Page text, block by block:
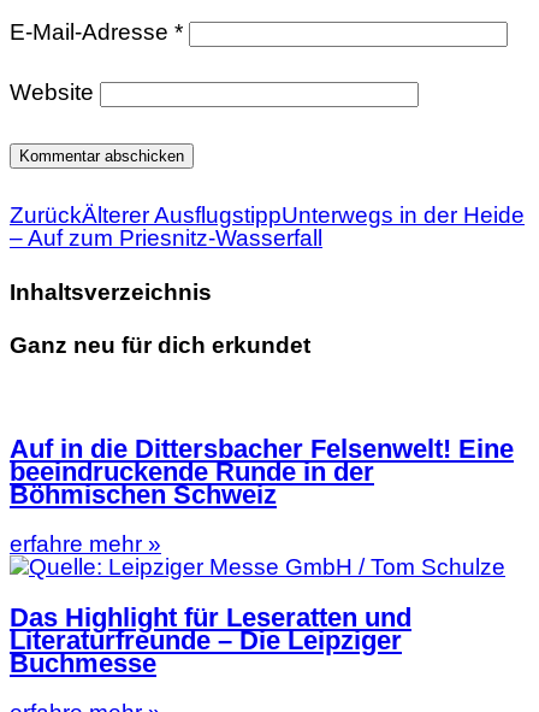
E-Mail-Adresse *
Website
ZurückÄlterer AusflugstippUnterwegs in der Heide
– Auf zum Priesnitz-Wasserfall
Inhaltsverzeichnis
Ganz neu für dich erkundet
Auf in die Dittersbacher Felsenwelt! Eine
beeindruckende Runde in der
Böhmischen Schweiz
erfahre mehr »
Das Highlight für Leseratten und
Literaturfreunde – Die Leipziger
Buchmesse